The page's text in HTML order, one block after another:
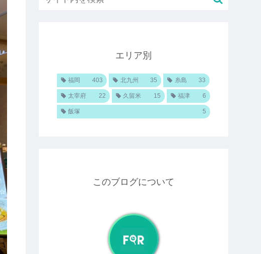
エリア別
福岡 403 北九州 35 糸島 33
太宰府 22 久留米 15 福津 6
飯塚 5
このブログについて